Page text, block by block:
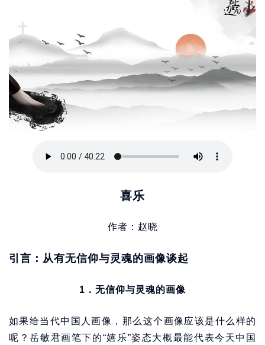
喜乐
作者：赵晓
引言：从有无信仰与灵魂的画像谈起
1．无信仰与灵魂的画像
如果给当代中国人画像，那么这个画像应该是什么样的
呢？岳敏君画笔下的“嬉乐”姿态大概最能代表今天中国